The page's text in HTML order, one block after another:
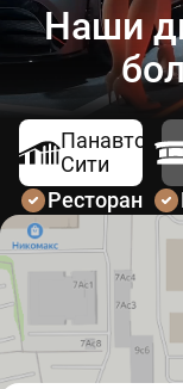
Наши
Панавто
Сити
Ресторан